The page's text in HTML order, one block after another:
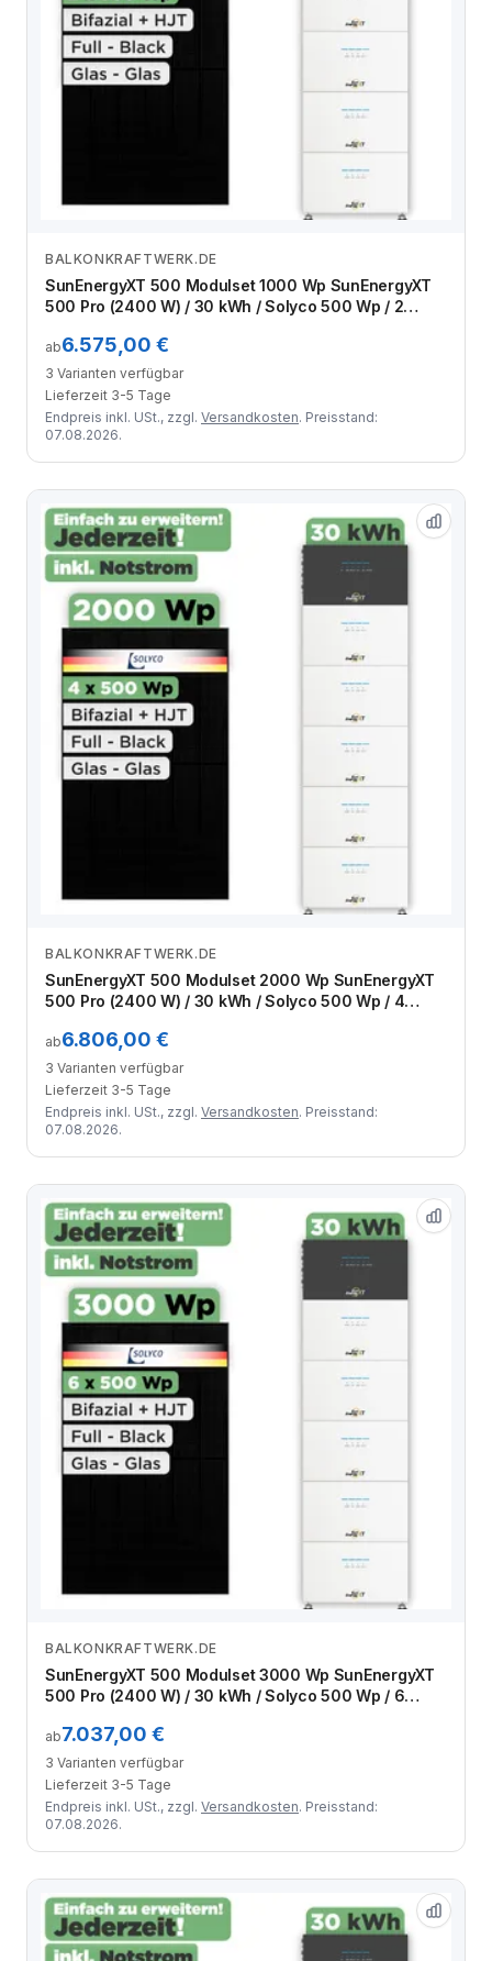
Zum Angebot
BALKONKRAFTWERK.DE
SunEnergyXT 500 Modulset 1000 Wp SunEnergyXT
500 Pro (2400 W) / 30 kWh / Solyco 500 Wp / 2
ab6.575,00 €
3 Varianten verfügbar
Lieferzeit 3-5 Tage
Endpreis inkl. USt., zzgl. Versandkosten. Preisstand:
07.08.2026.
Zum Angebot
BALKONKRAFTWERK.DE
SunEnergyXT 500 Modulset 2000 Wp SunEnergyXT
500 Pro (2400 W) / 30 kWh / Solyco 500 Wp / 4
ab6.806,00 €
3 Varianten verfügbar
Lieferzeit 3-5 Tage
Endpreis inkl. USt., zzgl. Versandkosten. Preisstand:
07.08.2026.
Zum Angebot
BALKONKRAFTWERK.DE
SunEnergyXT 500 Modulset 3000 Wp SunEnergyXT
500 Pro (2400 W) / 30 kWh / Solyco 500 Wp / 6
ab7.037,00 €
3 Varianten verfügbar
Lieferzeit 3-5 Tage
Endpreis inkl. USt., zzgl. Versandkosten. Preisstand:
07.08.2026.